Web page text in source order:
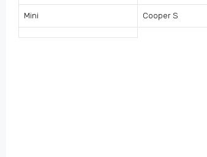
Mini Cooper S